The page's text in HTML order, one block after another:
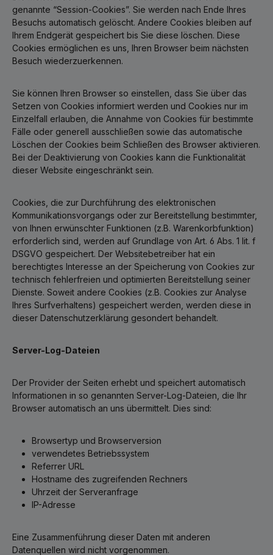
genannte “Session-Cookies”. Sie werden nach Ende Ihres
Besuchs automatisch gelöscht. Andere Cookies bleiben auf
Ihrem Endgerät gespeichert bis Sie diese löschen. Diese
Cookies ermöglichen es uns, Ihren Browser beim nächsten
Besuch wiederzuerkennen.
Sie können Ihren Browser so einstellen, dass Sie über das
Setzen von Cookies informiert werden und Cookies nur im
Einzelfall erlauben, die Annahme von Cookies für bestimmte
Fälle oder generell ausschließen sowie das automatische
Löschen der Cookies beim Schließen des Browser aktivieren.
Bei der Deaktivierung von Cookies kann die Funktionalität
dieser Website eingeschränkt sein.
Cookies, die zur Durchführung des elektronischen
Kommunikationsvorgangs oder zur Bereitstellung bestimmter,
von Ihnen erwünschter Funktionen (z.B. Warenkorbfunktion)
erforderlich sind, werden auf Grundlage von Art. 6 Abs. 1 lit. f
DSGVO gespeichert. Der Websitebetreiber hat ein
berechtigtes Interesse an der Speicherung von Cookies zur
technisch fehlerfreien und optimierten Bereitstellung seiner
Dienste. Soweit andere Cookies (z.B. Cookies zur Analyse
Ihres Surfverhaltens) gespeichert werden, werden diese in
dieser Datenschutzerklärung gesondert behandelt.
Server-Log-Dateien
Der Provider der Seiten erhebt und speichert automatisch
Informationen in so genannten Server-Log-Dateien, die Ihr
Browser automatisch an uns übermittelt. Dies sind:
Browsertyp und Browserversion
verwendetes Betriebssystem
Referrer URL
Hostname des zugreifenden Rechners
Uhrzeit der Serveranfrage
IP-Adresse
Eine Zusammenführung dieser Daten mit anderen
Datenquellen wird nicht vorgenommen.